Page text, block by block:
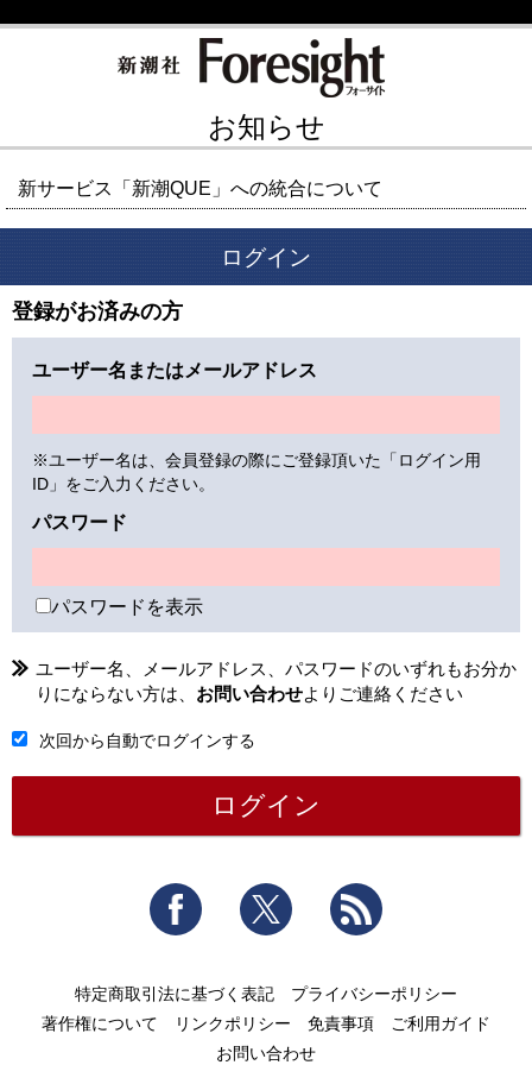
お知らせ
新サービス「新潮QUE」への統合について
ログイン
登録がお済みの方
ユーザー名またはメールアドレス
※ユーザー名は、会員登録の際にご登録頂いた「ログイン用
ID」をご入力ください。
パスワード
パスワードを表示
ユーザー名、メールアドレス、パスワードのいずれもお分か
りにならない方は、 お問い合わせよりご連絡ください
次回から自動でログインする
Facebook Twitter
特定商取引法に基づく表記
プライバシーポリシー
著作権について
リンクポリシー 免責事項
ご利用ガイド
お問い合わせ